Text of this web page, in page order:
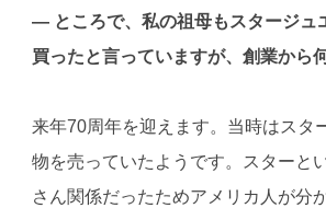
— ところで、私の祖母もスタージュ
買ったと言っていますが、創業から
来年70周年を迎えます。当時はスタ
物を売っていたようです。スターと
さん関係だったためアメリカ人が分